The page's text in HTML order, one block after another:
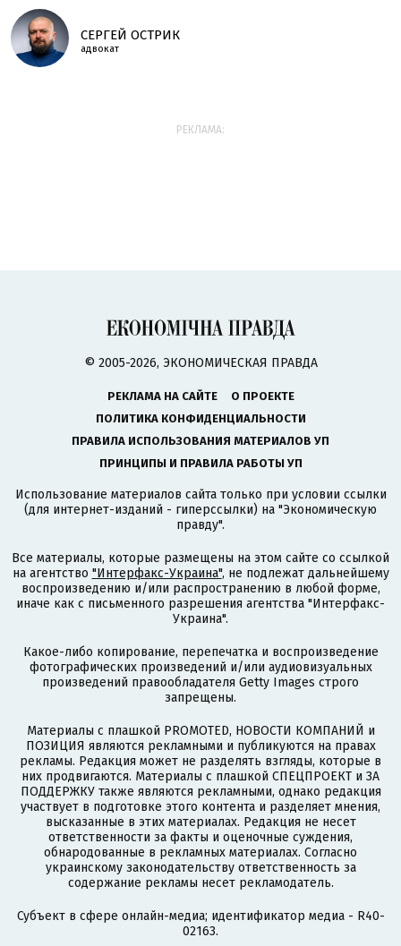
СЕРГЕЙ ОСТРИК
адвокат
РЕКЛАМА:
© 2005-2026, ЭКОНОМИЧЕСКАЯ ПРАВДА
РЕКЛАМА НА САЙТЕ
О ПРОЕКТЕ
ПОЛИТИКА КОНФИДЕНЦИАЛЬНОСТИ
ПРАВИЛА ИСПОЛЬЗОВАНИЯ МАТЕРИАЛОВ УП
ПРИНЦИПЫ И ПРАВИЛА РАБОТЫ УП
Использование материалов сайта только при условии ссылки
(для интернет-изданий - гиперссылки) на "Экономическую
правду".
Все материалы, которые размещены на этом сайте со ссылкой
на агентство "Интерфакс-Украина", не подлежат дальнейшему
воспроизведению и/или распространению в любой форме,
иначе как с письменного разрешения агентства "Интерфакс-
Украина".
Какое-либо копирование, перепечатка и воспроизведение
фотографических произведений и/или аудиовизуальных
произведений правообладателя Getty Images строго
запрещены.
Материалы с плашкой PROMOTED, НОВОСТИ КОМПАНИЙ и
ПОЗИЦИЯ являются рекламными и публикуются на правах
рекламы. Редакция может не разделять взгляды, которые в
них продвигаются. Материалы с плашкой СПЕЦПРОЕКТ и ЗА
ПОДДЕРЖКУ также являются рекламными, однако редакция
участвует в подготовке этого контента и разделяет мнения,
высказанные в этих материалах. Редакция не несет
ответственности за факты и оценочные суждения,
обнародованные в рекламных материалах. Согласно
украинскому законодательству ответственность за
содержание рекламы несет рекламодатель.
Субъект в сфере онлайн-медиа; идентификатор медиа - R40-
02163.